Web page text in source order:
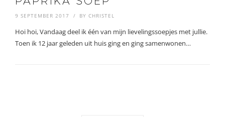
9 SEPTEMBER 2017 BY CHRISTEL
Hoi hoi, Vandaag deel ik één van mijn lievelingssoepjes met jullie.
Toen ik 12 jaar geleden uit huis ging en ging samenwonen…